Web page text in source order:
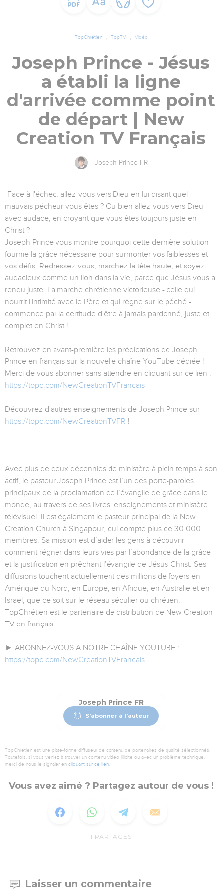
TopChrétien TopTV Vidéo
Joseph Prince - Jésus
a établi la ligne
d'arrivée comme point
de départ | New
Creation TV Français
Joseph Prince FR
Face à l'échec, allez-vous vers Dieu en lui disant quel
mauvais pécheur vous êtes ? Ou bien allez-vous vers Dieu
avec audace, en croyant que vous êtes toujours juste en
Christ ?
Joseph Prince vous montre pourquoi cette dernière solution
fournie la grâce nécessaire pour surmonter vos faiblesses et
vos défis. Redressez-vous, marchez la tête haute, et soyez
audacieux comme un lion dans la vie, parce que Jésus vous a
rendu juste. La marche chrétienne victorieuse - celle qui
nourrit l'intimité avec le Père et qui règne sur le péché -
commence par la certitude d'être à jamais pardonné, juste et
complet en Christ !
Retrouvez en avant-première les prédications de Joseph
Prince en français sur la nouvelle chaîne YouTube dédiée !
Merci de vous abonner sans attendre en cliquant sur ce lien :
https://topc.com/NewCreationTVFrancais
Découvrez d'autres enseignements de Joseph Prince sur
https://topc.com/NewCreationTVFR !
---------
Avec plus de deux décennies de ministère à plein temps à son
actif, le pasteur Joseph Prince est l’un des porte-paroles
principaux de la proclamation de l’évangile de grâce dans le
monde, au travers de ses livres, enseignements et ministère
télévisuel. Il est également le pasteur principal de la New
Creation Church à Singapour, qui compte plus de 30 000
membres. Sa mission est d’aider les gens à découvrir
comment régner dans leurs vies par l’abondance de la grâce
et la justification en prêchant l’évangile de Jésus-Christ. Ses
diffusions touchent actuellement des millions de foyers en
Amérique du Nord, en Europe, en Afrique, en Australie et en
Israël, que ce soit sur le réseau séculier ou chrétien.
TopChrétien est le partenaire de distribution de New Creation
TV en français.
► ABONNEZ-VOUS A NOTRE CHAÎNE YOUTUBE :
https://topc.com/NewCreationTVFrancais
Joseph Prince FR
S'abonner à l'auteur
TopChrétien est une plate-forme diffuseur de contenu de partenaires de qualité sélectionnés.
Toutefois, si vous veniez à trouver un contenu vidéo illicite ou avec un problème technique,
merci de nous le signaler en cliquant sur ce lien.
Vous avez aimé ? Partagez autour de vous !
1 PARTAGES
Laisser un commentaire